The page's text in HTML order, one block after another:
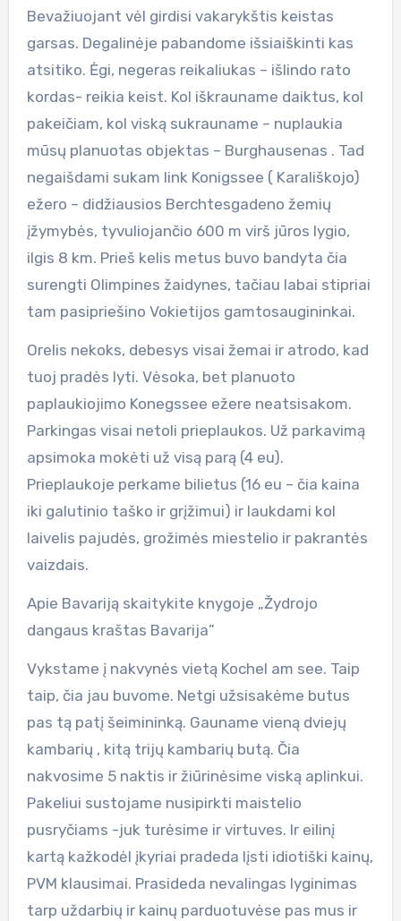
Bevažiuojant vėl girdisi vakarykštis keistas
garsas. Degalinėje pabandome išsiaiškinti kas
atsitiko. Ėgi, negeras reikaliukas – išlindo rato
kordas- reikia keist. Kol iškrauname daiktus, kol
pakeičiam, kol viską sukrauname – nuplaukia
mūsų planuotas objektas – Burghausenas . Tad
negaišdami sukam link Konigssee ( Karališkojo)
ežero – didžiausios Berchtesgadeno žemių
įžymybės, tyvuliojančio 600 m virš jūros lygio,
ilgis 8 km. Prieš kelis metus buvo bandyta čia
surengti Olimpines žaidynes, tačiau labai stipriai
tam pasipriešino Vokietijos gamtosaugininkai.
Orelis nekoks, debesys visai žemai ir atrodo, kad
tuoj pradės lyti. Vėsoka, bet planuoto
paplaukiojimo Konegssee ežere neatsisakom.
Parkingas visai netoli prieplaukos. Už parkavimą
apsimoka mokėti už visą parą (4 eu).
Prieplaukoje perkame bilietus (16 eu – čia kaina
iki galutinio taško ir grįžimui) ir laukdami kol
laivelis pajudės, grožimės miestelio ir pakrantės
vaizdais.
Apie Bavariją skaitykite knygoje „Žydrojo
dangaus kraštas Bavarija”
Vykstame į nakvynės vietą Kochel am see. Taip
taip, čia jau buvome. Netgi užsisakėme butus
pas tą patį šeimininką. Gauname vieną dviejų
kambarių , kitą trijų kambarių butą. Čia
nakvosime 5 naktis ir žiūrinėsime viską aplinkui.
Pakeliui sustojame nusipirkti maistelio
pusryčiams -juk turėsime ir virtuves. Ir eilinį
kartą kažkodėl įkyriai pradeda lįsti idiotiški kainų,
PVM klausimai. Prasideda nevalingas lyginimas
tarp uždarbių ir kainų parduotuvėse pas mus ir